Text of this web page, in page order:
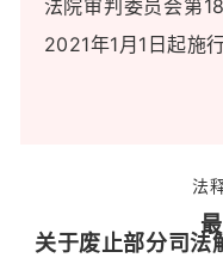
法院审判委员会第
2021年1月1日起施行
法
关于废止部分司法